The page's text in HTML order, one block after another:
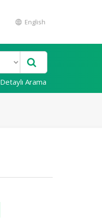
English
Detaylı Arama